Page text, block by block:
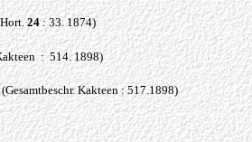
24: 33. 1874)
: 514. 1898)
Kakteen : 517.1898)